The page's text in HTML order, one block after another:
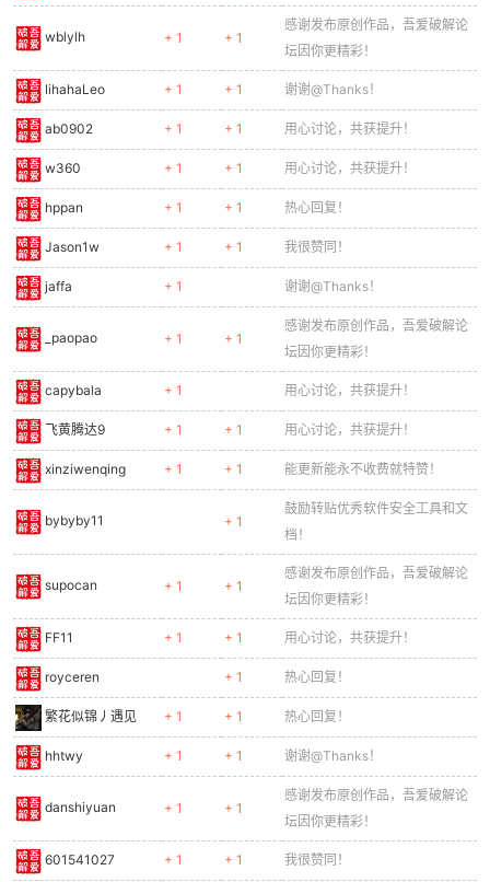
wblylh + 1 + 1
感谢发布原创作品，吾爱破解论
坛因你更精彩！
lihahaLeo + 1 + 1 谢谢@Thanks！
ab0902 + 1 + 1 用心讨论，共获提升！
w360 + 1 + 1 用心讨论，共获提升！
hppan + 1 + 1 热心回复！
Jason1w + 1 + 1 我很赞同！
jaffa + 1 谢谢@Thanks！
_paopao + 1 + 1
感谢发布原创作品，吾爱破解论
坛因你更精彩！
capybala + 1 用心讨论，共获提升！
飞黄腾达9 + 1 + 1 用心讨论，共获提升！
xinziwenqing + 1 + 1 能更新能永不收费就特赞！
bybyby11 + 1
鼓励转贴优秀软件安全工具和文
档！
supocan + 1 + 1
感谢发布原创作品，吾爱破解论
坛因你更精彩！
FF11 + 1 + 1 用心讨论，共获提升！
royceren + 1 热心回复！
繁花似锦丿遇见 + 1 + 1 热心回复！
hhtwy + 1 + 1 谢谢@Thanks！
danshiyuan + 1 + 1
感谢发布原创作品，吾爱破解论
坛因你更精彩！
601541027 + 1 + 1 我很赞同！